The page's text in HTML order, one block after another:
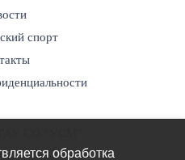
спорт
обработка